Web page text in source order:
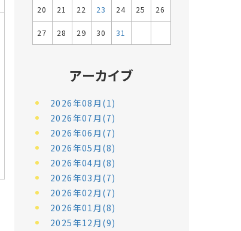
20 21 22 23 24 25 26
27 28 29 30 31
アーカイブ
2026年08月(1)
2026年07月(7)
2026年06月(7)
2026年05月(8)
2026年04月(8)
2026年03月(7)
2026年02月(7)
2026年01月(8)
2025年12月(9)